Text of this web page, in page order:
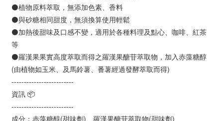
⚫植物原料萃取，無添加色素、香料
⚫與砂糖相同甜度，無須換算使用輕鬆
⚫加熱後甜味及口感不變，適用於各種料理及點心、咖啡、紅茶
等
⚫羅漢果果實高度萃取而得之羅漢果醣苷萃取物，加入赤藻糖醇
(由植物如玉米、及馬鈴薯、番薯經過發酵萃取而得)
-------------------------
資訊 📦
-------------------------
成分：赤藻糖醇(甜味劑)、羅漢果醣苷萃取物(甜味劑)